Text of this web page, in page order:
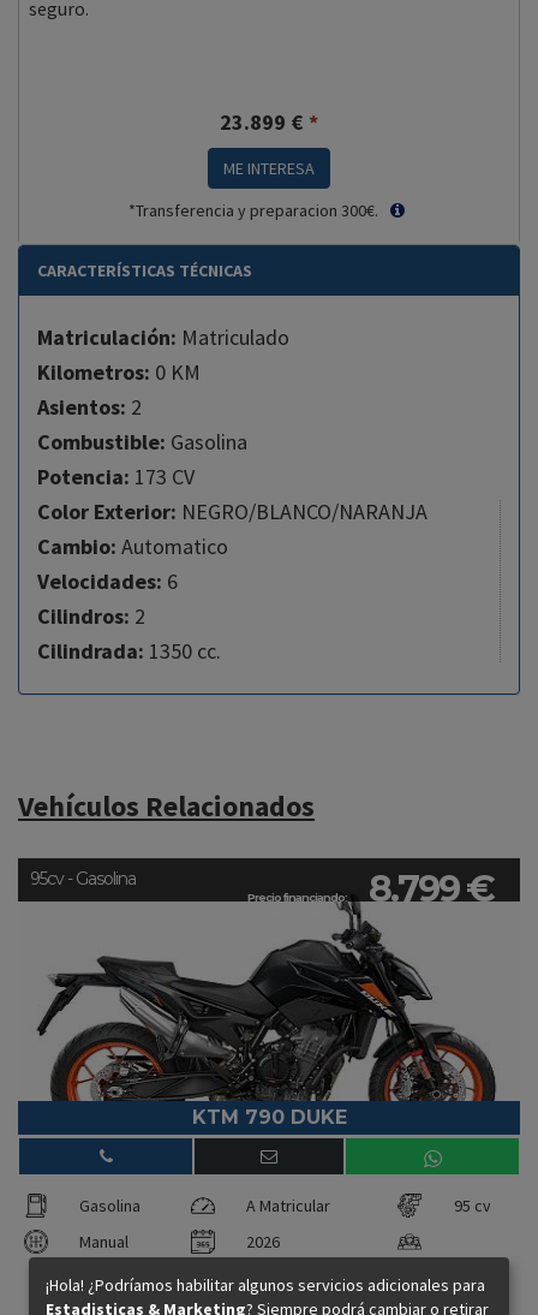
seguro.
23.899 € *
ME INTERESA
*Transferencia y preparacion 300€.
CARACTERÍSTICAS TÉCNICAS
Matriculación: Matriculado
Kilometros: 0 KM
Asientos: 2
Combustible: Gasolina
Potencia: 173 CV
Color Exterior: NEGRO/BLANCO/NARANJA
Cambio: Automatico
Velocidades: 6
Cilindros: 2
Cilindrada: 1350 cc.
Vehículos Relacionados
Precio financiando: 8.799 €
95cv - Gasolina
KTM 790 DUKE
Gasolina A Matricular
95 cv
Manual
2026
¡Hola! ¿Podríamos habilitar algunos servicios adicionales para
Estadisticas & Marketing? Siempre podrá cambiar o retirar